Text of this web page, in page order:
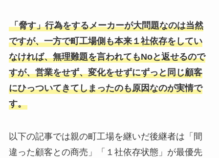
「脅す」行為をするメーカーが大問題なのは当然
ですが、一方で町工場側も本来１社依存をしてい
なければ、無理難題を言われてもNoと返せるので
すが、営業をせず、変化をせずにずっと同じ顧客
にひっついてきてしまったのも原因なのが実情で
す。
以下の記事では親の町工場を継いだ後継者は「間
違った顧客との商売」「１社依存状態」が最優先